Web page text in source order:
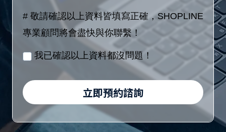
/
分
字
間
／
月
所
在
# 敬請確認以上資料皆填寫正確，SHOPLINE
專業顧問將會盡快與你聯繫！
我已確認以上資料都沒問題！
立即預約諮詢